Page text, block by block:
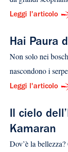
Leggi l'articolo
Hai Paura
Non solo nei
nascondono i
Leggi l'articolo
Il cielo
Kamaran
Dov’è la